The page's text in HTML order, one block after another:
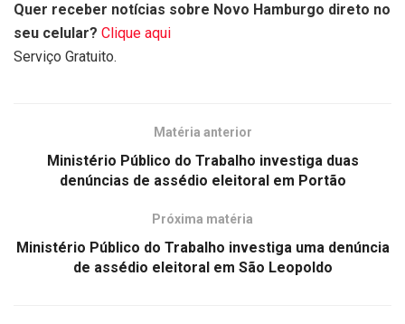
Quer receber notícias sobre Novo Hamburgo direto no
seu celular? Clique aqui
Serviço Gratuito.
Matéria anterior
Ministério Público do Trabalho investiga duas
denúncias de assédio eleitoral em Portão
Próxima matéria
Ministério Público do Trabalho investiga uma denúncia
de assédio eleitoral em São Leopoldo